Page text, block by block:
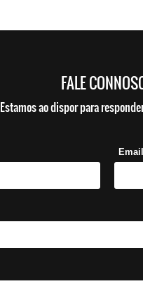
FALE
Estamos ao dispor para
Email